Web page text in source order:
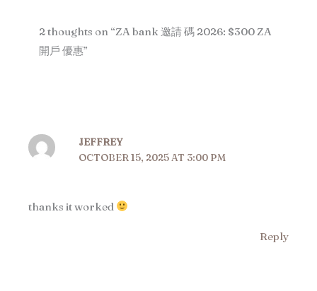
2 thoughts on “ZA bank 邀請 碼 2026: $300 ZA
開戶 優惠”
JEFFREY
OCTOBER 15, 2025 AT 3:00 PM
thanks it worked
Reply